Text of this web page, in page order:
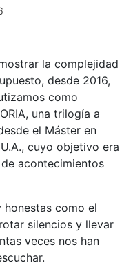
la complejidad
desde 2016,
como
una trilogía a
el Máster en
cuyo objetivo era
acontecimientos
honestas como el
silencios y llevar
veces nos han